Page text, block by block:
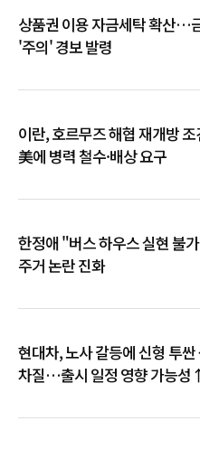
상품권 이용 자금세탁 확산…
'주의' 경보 발령
이란, 호르무즈 해협 재개방
美에 병력 철수·배상 요구
한정애 "버스 하우스 실현 불
주거 논란 진화
현대차, 노사 갈등에 신형 투싼
차질…출시 일정 영향 가능성